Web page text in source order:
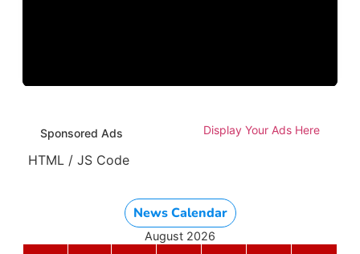
Sponsored Ads Display Your Ads Here
HTML / JS Code
News Calendar
August 2026